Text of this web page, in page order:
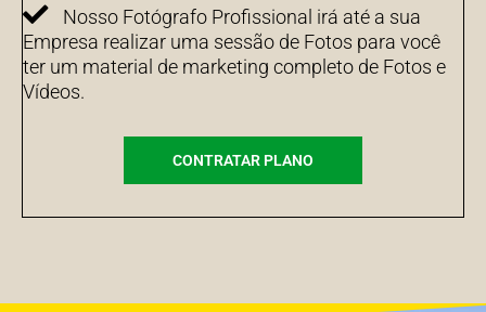
Nosso Fotógrafo Profissional irá até a sua
Empresa realizar uma sessão de Fotos para você
ter um material de marketing completo de Fotos e
Vídeos.
CONTRATAR PLANO